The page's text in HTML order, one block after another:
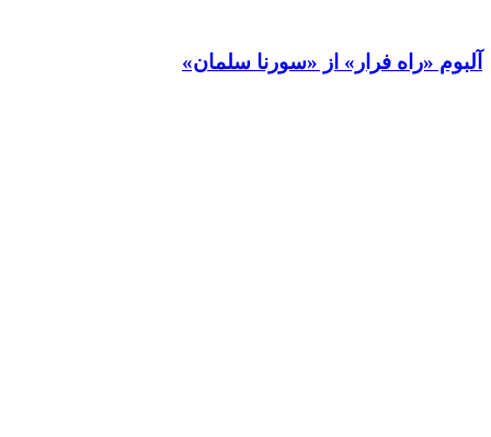
آلبوم «راه فرار» از «سورنا سلمان»